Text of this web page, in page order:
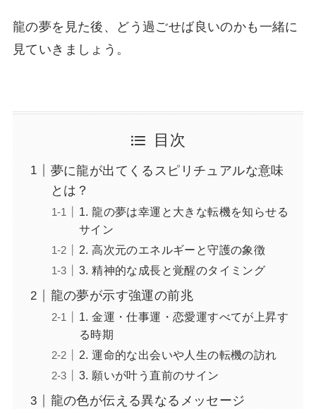
龍の夢を見た後、どう過ごせば良いのかも一緒に
見ていきましょう。
目次
夢に龍が出てくるスピリチュアルな意味
とは？
1. 龍の夢は幸運と大きな転機を知らせる
サイン
2. 高次元のエネルギーと守護の象徴
3. 精神的な成長と覚醒のタイミング
龍の夢が示す強運の前兆
1. 金運・仕事運・恋愛運すべてが上昇す
る時期
2. 運命的な出会いや人生の転機の訪れ
3. 願いが叶う直前のサイン
龍の色が伝える異なるメッセージ